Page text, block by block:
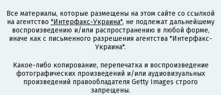
Все материалы, которые размещены на этом сайте со ссылкой
на агентство "Интерфакс-Украина", не подлежат дальнейшему
воспроизведению и/или распространению в любой форме,
иначе как с письменного разрешения агентства "Интерфакс-
Украина".
Какое-либо копирование, перепечатка и воспроизведение
фотографических произведений и/или аудиовизуальных
произведений правообладателя Getty Images строго
запрещены.